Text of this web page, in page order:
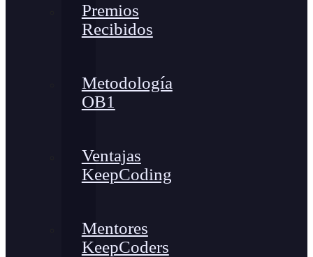
Premios
Recibidos
Metodología
OB1
Ventajas
KeepCoding
Mentores
KeepCoders